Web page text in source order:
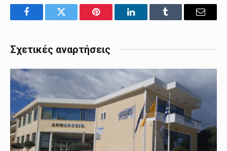
FacebookTwitter Pinterest LinkedInTumblr Email
Σχετικές αναρτήσεις